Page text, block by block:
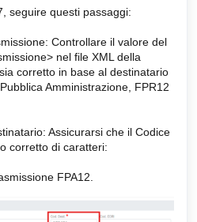
seguire questi passaggi:
Controllare il valore del
nel file XML della
corretto in base al destinatario
Amministrazione, FPR12
Assicurarsi che il Codice
corretto di caratteri:
FPA12.